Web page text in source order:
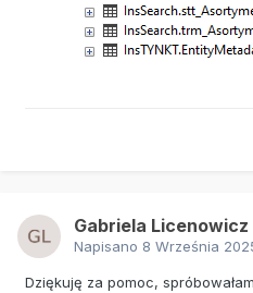
Gabriela Licenowicz
Napisano 8 Września
Dziękuję za pomoc,